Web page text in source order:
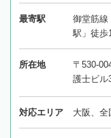
最寄駅
御堂筋線
駅」徒歩
所在地
〒530-
護士ビル
対応エリア 大阪、全